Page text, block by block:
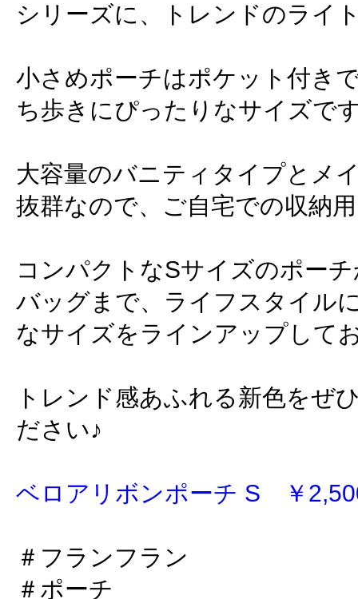
シリーズに、トレンドのライ
小さめポーチはポケット付き
ち歩きにぴったりなサイズで
大容量のバニティタイプとメ
抜群なので、ご自宅での収納
コンパクトなSサイズのポー
バッグまで、ライフスタイル
なサイズをラインアップして
トレンド感あふれる新色をぜ
ださい♪
ベロアリボンポーチ S ￥
＃フランフラン
＃ポーチ